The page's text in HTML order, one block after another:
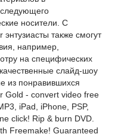
носители. С
также смогут
например,
на специфических
слайд-шоу
из понравившихся
Gold - convert video free
iPad, iPhone, PSP,
click! Rip & burn DVD.
Freemake! Guaranteed